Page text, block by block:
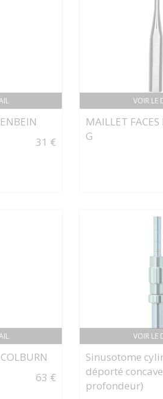
31 €
VOIR LE
MAILLET
G
63 €
VOIR LE
Sinusotome
déporté
profondeur)